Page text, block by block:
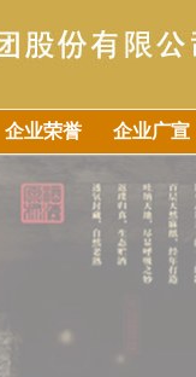
企业荣誉 企业广宣